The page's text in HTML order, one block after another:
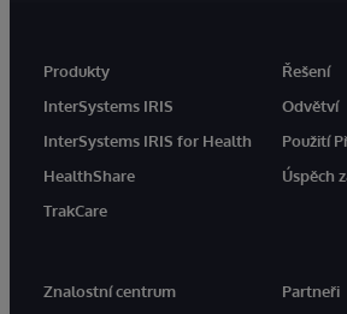
Produkty
InterSystems IRIS
InterSystems IRIS for Health
HealthShare
TrakCare
Řešení
Odvětví
Použití
Úspěch
Znalostní centrum
Partneři